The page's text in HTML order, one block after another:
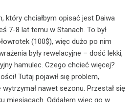
który chciałbym opisać jest Daiwa
7-8 lat temu w Stanach. To był
(100$), więc dużo po nim
były rewelacyjne – dość lekki,
hamulec. Czego chcieć więcej?
Tutaj pojawił się problem,
nawet sezonu. Przestał się
miesiącach. Oddałem więc go w